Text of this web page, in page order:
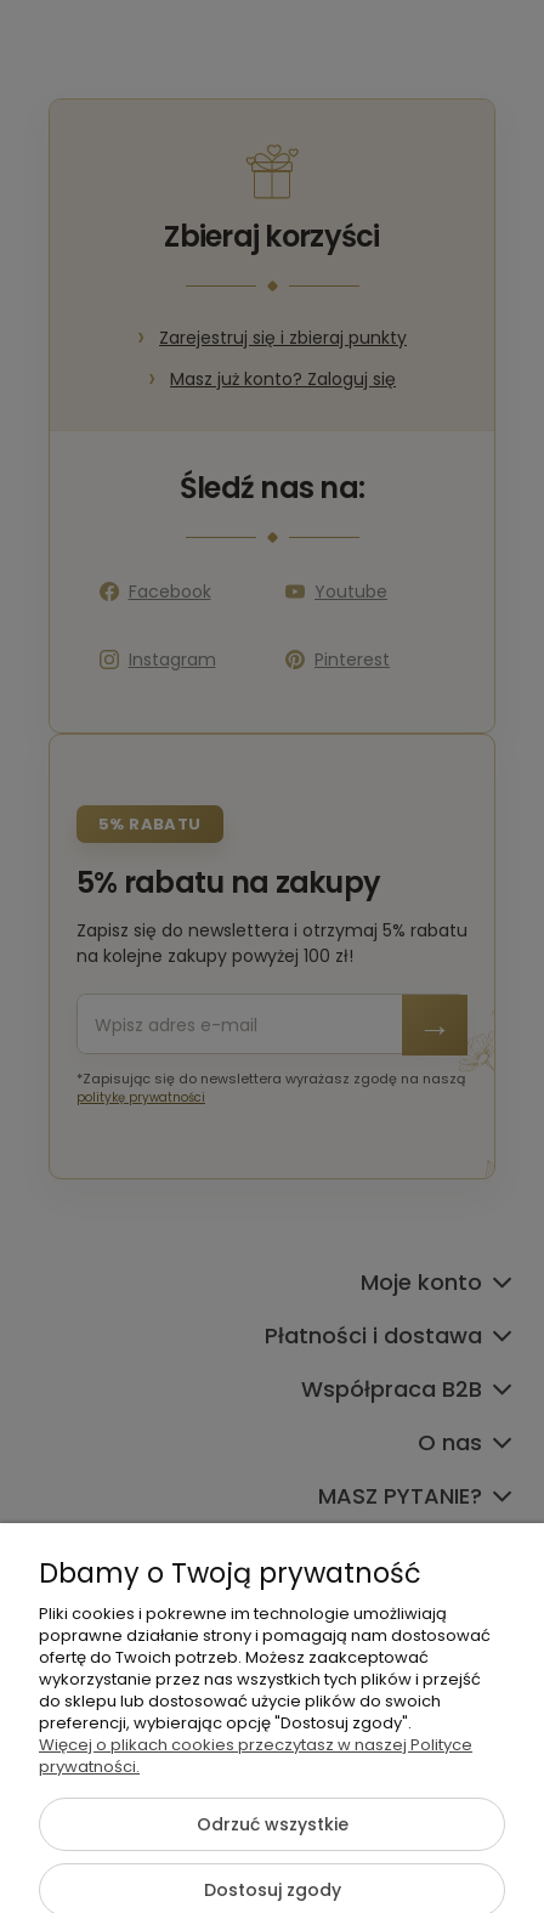
Zbieraj korzyści
Zarejestruj się i zbieraj punkty
Masz już konto? Zaloguj się
Śledź nas na:
Facebook Youtube
Instagram Pinterest
5% RABATU
5% rabatu na zakupy
Zapisz się do newslettera i otrzymaj 5% rabatu
na kolejne zakupy powyżej 100 zł!
*Zapisując się do newslettera wyrażasz zgodę na naszą
politykę prywatności
Moje konto
Płatności i dostawa
Współpraca B2B
O nas
MASZ PYTANIE?
+48 570 367 989
©2026 Wszelkie Prawa Zastrzeżone | TADAM Pracownia
Kreatywna
Dbamy o Twoją prywatność
Pliki cookies i pokrewne im technologie umożliwiają
poprawne działanie strony i pomagają nam dostosować
ofertę do Twoich potrzeb. Możesz zaakceptować
wykorzystanie przez nas wszystkich tych plików i przejść
do sklepu lub dostosować użycie plików do swoich
preferencji, wybierając opcję "Dostosuj zgody".
Więcej o plikach cookies przeczytasz w naszej Polityce
prywatności.
Odrzuć wszystkie
Dostosuj zgody